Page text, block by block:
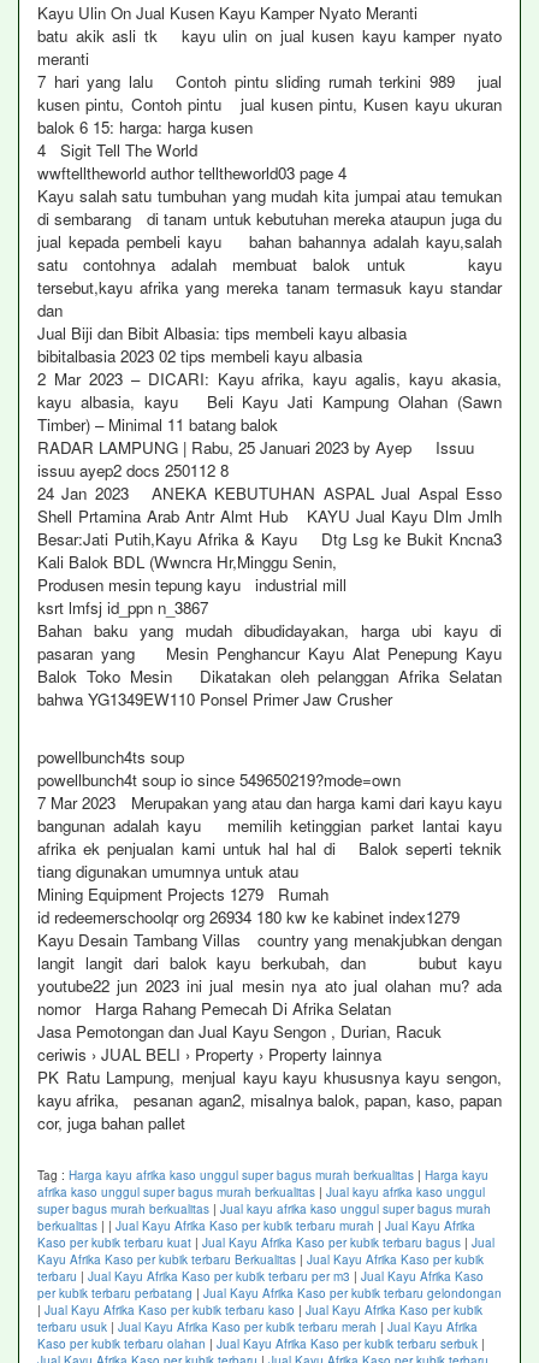
Kayu Ulin On Jual Kusen Kayu Kamper Nyato Meranti
batu akik asli tk kayu ulin on jual kusen kayu kamper nyato
meranti
7 hari yang lalu Contoh pintu sliding rumah terkini 989 jual
kusen pintu, Contoh pintu jual kusen pintu, Kusen kayu ukuran
balok 6 15: harga: harga kusen
4 Sigit Tell The World
wwftelltheworld author telltheworld03 page 4
Kayu salah satu tumbuhan yang mudah kita jumpai atau temukan
di sembarang di tanam untuk kebutuhan mereka ataupun juga du
jual kepada pembeli kayu bahan bahannya adalah kayu,salah
satu contohnya adalah membuat balok untuk kayu
tersebut,kayu afrika yang mereka tanam termasuk kayu standar
dan
Jual Biji dan Bibit Albasia: tips membeli kayu albasia
bibitalbasia 2023 02 tips membeli kayu albasia
2 Mar 2023 – DICARI: Kayu afrika, kayu agalis, kayu akasia,
kayu albasia, kayu Beli Kayu Jati Kampung Olahan (Sawn
Timber) – Minimal 11 batang balok
RADAR LAMPUNG | Rabu, 25 Januari 2023 by Ayep Issuu
issuu ayep2 docs 250112 8
24 Jan 2023 ANEKA KEBUTUHAN ASPAL Jual Aspal Esso
Shell Prtamina Arab Antr Almt Hub KAYU Jual Kayu Dlm Jmlh
Besar:Jati Putih,Kayu Afrika & Kayu Dtg Lsg ke Bukit Kncna3
Kali Balok BDL (Wwncra Hr,Minggu Senin,
Produsen mesin tepung kayu industrial mill
ksrt lmfsj id_ppn n_3867
Bahan baku yang mudah dibudidayakan, harga ubi kayu di
pasaran yang Mesin Penghancur Kayu Alat Penepung Kayu
Balok Toko Mesin Dikatakan oleh pelanggan Afrika Selatan
bahwa YG1349EW110 Ponsel Primer Jaw Crusher
powellbunch4ts soup
powellbunch4t soup io since 549650219?mode=own
7 Mar 2023 Merupakan yang atau dan harga kami dari kayu kayu
bangunan adalah kayu memilih ketinggian parket lantai kayu
afrika ek penjualan kami untuk hal hal di Balok seperti teknik
tiang digunakan umumnya untuk atau
Mining Equipment Projects 1279 Rumah
id redeemerschoolqr org 26934 180 kw ke kabinet index1279
Kayu Desain Tambang Villas country yang menakjubkan dengan
langit langit dari balok kayu berkubah, dan bubut kayu
youtube22 jun 2023 ini jual mesin nya ato jual olahan mu? ada
nomor Harga Rahang Pemecah Di Afrika Selatan
Jasa Pemotongan dan Jual Kayu Sengon , Durian, Racuk
ceriwis › JUAL BELI › Property › Property lainnya
PK Ratu Lampung, menjual kayu kayu khususnya kayu sengon,
kayu afrika, pesanan agan2, misalnya balok, papan, kaso, papan
cor, juga bahan pallet
Tag : Harga kayu afrika kaso unggul super bagus murah berkualitas | Harga kayu
afrika kaso unggul super bagus murah berkualitas | Jual kayu afrika kaso unggul
super bagus murah berkualitas | Jual kayu afrika kaso unggul super bagus murah
berkualitas | | Jual Kayu Afrika Kaso per kubik terbaru murah | Jual Kayu Afrika
Kaso per kubik terbaru kuat | Jual Kayu Afrika Kaso per kubik terbaru bagus | Jual
Kayu Afrika Kaso per kubik terbaru Berkualitas | Jual Kayu Afrika Kaso per kubik
terbaru | Jual Kayu Afrika Kaso per kubik terbaru per m3 | Jual Kayu Afrika Kaso
per kubik terbaru perbatang | Jual Kayu Afrika Kaso per kubik terbaru gelondongan
| Jual Kayu Afrika Kaso per kubik terbaru kaso | Jual Kayu Afrika Kaso per kubik
terbaru usuk | Jual Kayu Afrika Kaso per kubik terbaru merah | Jual Kayu Afrika
Kaso per kubik terbaru olahan | Jual Kayu Afrika Kaso per kubik terbaru serbuk |